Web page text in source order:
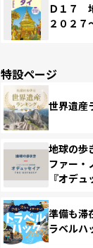
Ｄ１７
２０２７
特設ページ
世界遺産
地球の歩
ファー・
『オデュ
準備も
ラベルハ